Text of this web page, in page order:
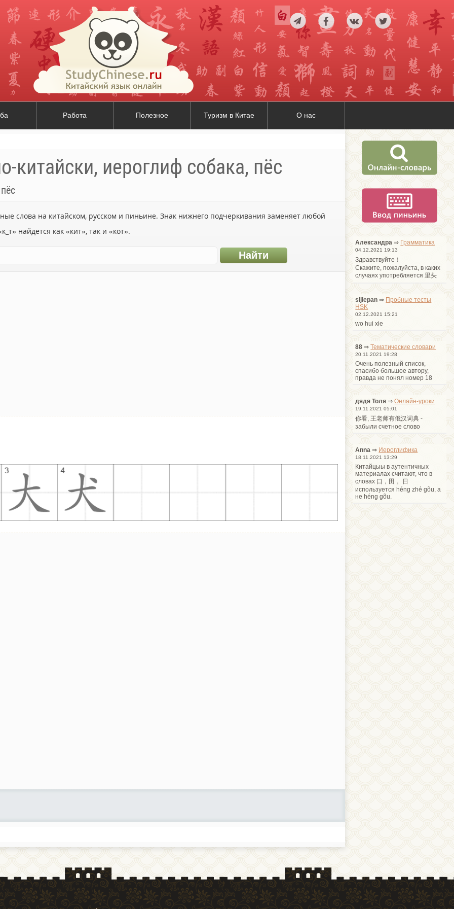
Работа Полезное Туризм в Китае О нас
китайски, иероглиф собака, пёс
слова на китайском, русском и пиньине. Знак нижнего подчеркивания заменяет любой
найдется как «кит», так и «кот».
Александра ⇒ Грамматика
04.12.2021 19:13
Здравствуйте！
Cкажите, пожалуйста, в каких
случаях употребляется 里头
sijiepan ⇒ Пробные тесты
HSK
02.12.2021 15:21
wo hui xie
88 ⇒Тематические словари
20.11.2021 19:28
Очень полезный список,
спасибо большое автору,
правда не понял номер 18
дядя Толя ⇒Онлайн-уроки
19.11.2021 05:01
你看, 王老师有俄汉词典 -
забыли счетное слово
Anna ⇒ Иероглифика
18.11.2021 13:29
Китайцыы в аутентичных
материалах считают, что в
словах 口，田， 日
используется héng zhé gõu, а
не héng gõu.